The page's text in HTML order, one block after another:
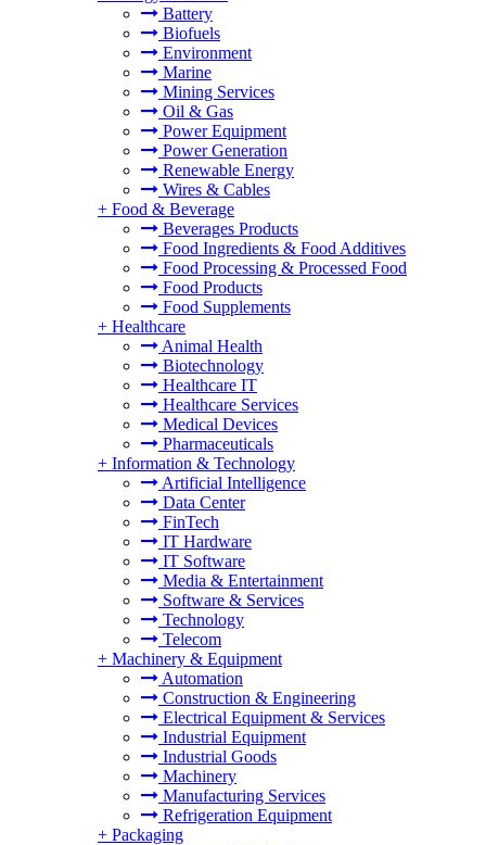
Battery
Biofuels
Environment
Marine
Mining Services
Oil & Gas
Power Equipment
Power Generation
Renewable Energy
Wires & Cables
+ Food & Beverage
Beverages Products
Food Ingredients & Food Additives
Food Processing & Processed Food
Food Products
Food Supplements
+ Healthcare
Animal Health
Biotechnology
Healthcare IT
Healthcare Services
Medical Devices
Pharmaceuticals
+ Information & Technology
Artificial Intelligence
Data Center
FinTech
IT Hardware
IT Software
Media & Entertainment
Software & Services
Technology
Telecom
+ Machinery & Equipment
Automation
Construction & Engineering
Electrical Equipment & Services
Industrial Equipment
Industrial Goods
Machinery
Manufacturing Services
Refrigeration Equipment
+ Packaging